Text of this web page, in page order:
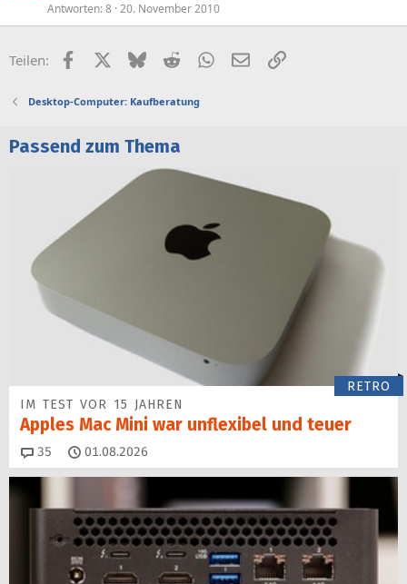
Antworten 8 20. November 2010
Teilen: FacebookX (Twitter)
BlueskyRedditWhatsApp
E-MailLink
Desktop-Computer: Kaufberatung
Passend zum Thema
RETRO
IM TEST VOR 15 JAHREN
Apples Mac Mini war unflexibel und teuer
35 Kommentare
01.08.2026